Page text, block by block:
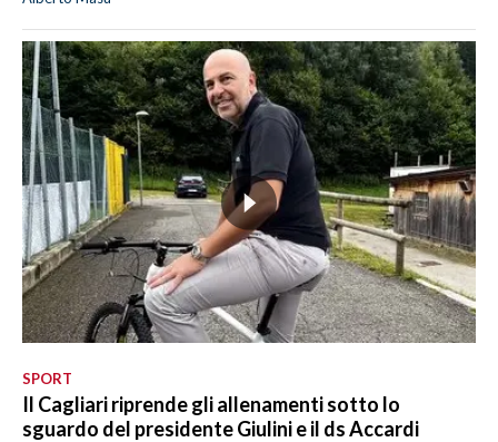
SPORT
Il Cagliari riprende gli allenamenti sotto lo
sguardo del presidente Giulini e il ds Accardi